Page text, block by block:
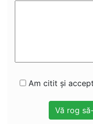
Am citit și